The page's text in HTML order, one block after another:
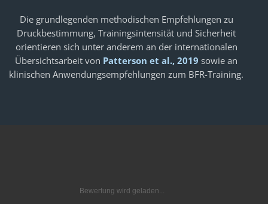
Die grundlegenden methodischen Empfehlungen zu
Druckbestimmung, Trainingsintensität und Sicherheit
orientieren sich unter anderem an der internationalen
Übersichtsarbeit von Patterson et al., 2019 sowie an
klinischen Anwendungsempfehlungen zum BFR-Training.
Bewertung wird geladen...